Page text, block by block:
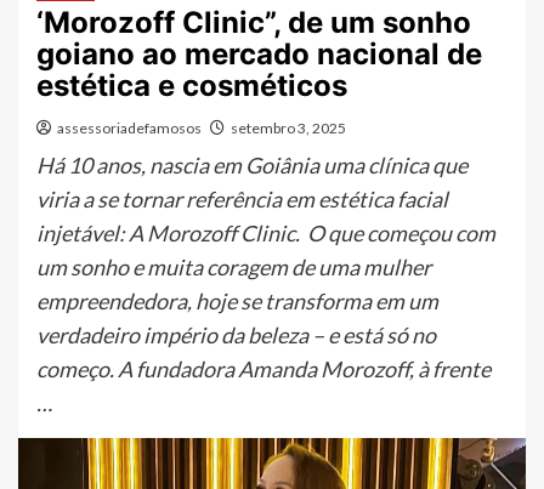
‘Morozoff Clinic”, de um sonho
goiano ao mercado nacional de
estética e cosméticos
assessoriadefamosos setembro 3, 2025
Há 10 anos, nascia em Goiânia uma clínica que
viria a se tornar referência em estética facial
injetável: A Morozoff Clinic. O que começou com
um sonho e muita coragem de uma mulher
empreendedora, hoje se transforma em um
verdadeiro império da beleza – e está só no
começo. A fundadora Amanda Morozoff, à frente
…